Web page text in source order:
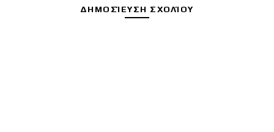
ΔΗΜΟΣΊΕΥΣΗ ΣΧΟΛΊΟΥ